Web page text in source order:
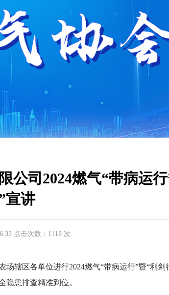
公司2024燃气“带病运行
宣讲
点击次数：1118 次
区各单位进行2024燃气“带病运行”暨“利剑
隐患排查精准到位。